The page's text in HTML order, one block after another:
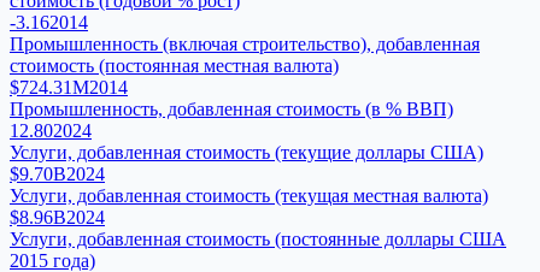
-3.162014
Промышленность (включая строительство), добавленная
стоимость (постоянная местная валюта)
$724.31M2014
Промышленность, добавленная стоимость (в % ВВП)
12.802024
Услуги, добавленная стоимость (текущие доллары США)
$9.70B2024
Услуги, добавленная стоимость (текущая местная валюта)
$8.96B2024
Услуги, добавленная стоимость (постоянные доллары США
2015 года)